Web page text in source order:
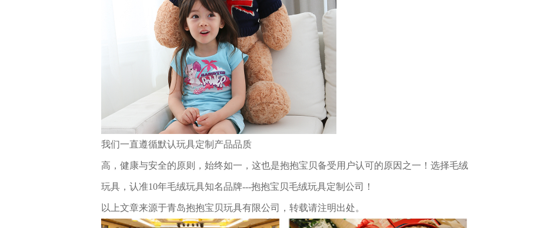
我们一直遵循默认玩具定制产品品质
高，健康与安全的原则，始终如一，这也是抱抱宝贝备受用户认可的原因之一！选择毛绒
玩具，认准10年毛绒玩具知名品牌---抱抱宝贝毛绒玩具定制公司！
以上文章来源于青岛抱抱宝贝玩具有限公司，转载请注明出处。